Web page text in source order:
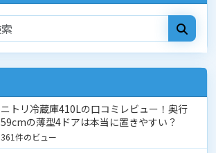
ニトリ冷蔵庫410Lの口コミレビュー！奥行
59cmの薄型4ドアは本当に置きやすい？
361件のビュー